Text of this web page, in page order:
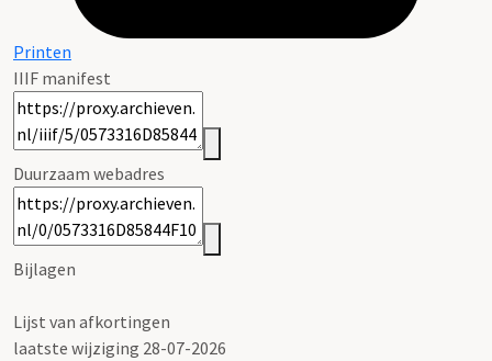
Printen
IIIF manifest
Duurzaam webadres
Bijlagen
Lijst van afkortingen
laatste wijziging 28-07-2026